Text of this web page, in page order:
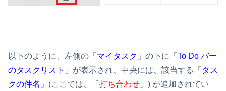
以下のように、左側の「 マイタスク 」の下に「 To Do バー
のタスクリスト 」が表示され、中央には、該当する「 タス
クの件名 」(ここでは、「 打ち合わせ 」) が追加されてい